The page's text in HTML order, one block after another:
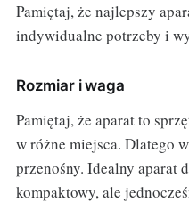
Pamiętaj, że najlepszy
indywidualne potrzeby i
Rozmiar i waga
Pamiętaj, że aparat to
w różne miejsca. Dlatego
przenośny. Idealny aparat
kompaktowy, ale